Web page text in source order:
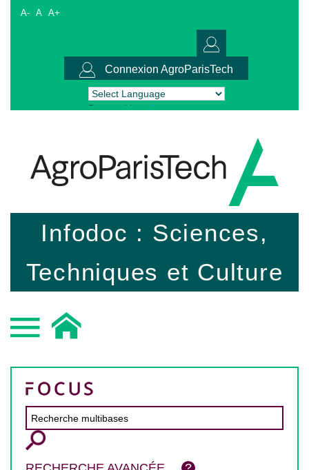
A- A A+
Connexion AgroParisTech
Powered by Translate
Infodoc : Sciences,
Techniques et Culture